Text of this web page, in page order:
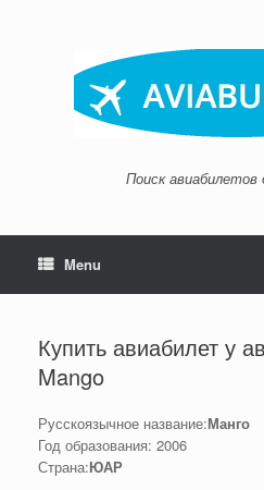
Поиск авиабилетов
Menu
Купить авиабилет у
Mango
Русскоязычное название:Манго
Год образования: 2006
Страна:ЮАР